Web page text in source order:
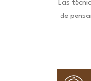
Las
de